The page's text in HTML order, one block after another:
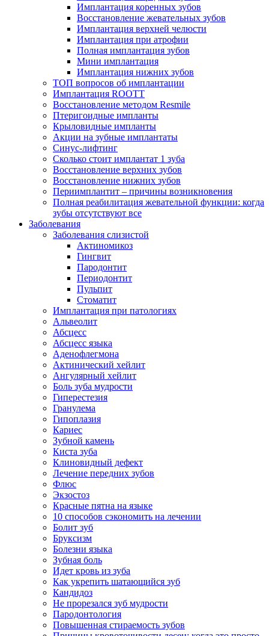
Имплантация коренных зубов
Восстановление жевательных зубов
Имплантация верхней челюсти
Имплантация при атрофии
Полная имплантация зубов
Мини имплантация
Имплантация нижних зубов
ТОП вопросов об имплантации
Имплантация ROOTT
Восстановление методом Resmile
Птеригоидные импланты
Крыловидные импланты
Акции на зубные имплантаты
Синус-лифтинг
Сколько стоит имплантат 1 зуба
Восстановление верхних зубов
Восстановление нижних зубов
Периимплантит – причины возникновения
Полная реабилитация жевательной функции: когда
зубы отсутствуют все
Заболевания
Заболевания слизистой
Актиномикоз
Гингвит
Пародонтит
Периодонтит
Пульпит
Стоматит
Имплантация при патологиях
Альвеолит
Абсцесс
Абсцесс языка
Аденофлегмона
Актинический хейлит
Ангулярный хейлит
Боль зуба мудрости
Гиперестезия
Гранулема
Гипоплазия
Кариес
Зубной камень
Киста зуба
Клиновидный дефект
Лечение передних зубов
Флюс
Экзостоз
Красные пятна на языке
10 способов сэкономить на лечении
Болит зуб
Бруксизм
Болезни языка
Зубная боль
Идет кровь из зуба
Как укрепить шатающийся зуб
Кандидоз
Не прорезался зуб мудрости
Пародонтология
Повышенная стираемость зубов